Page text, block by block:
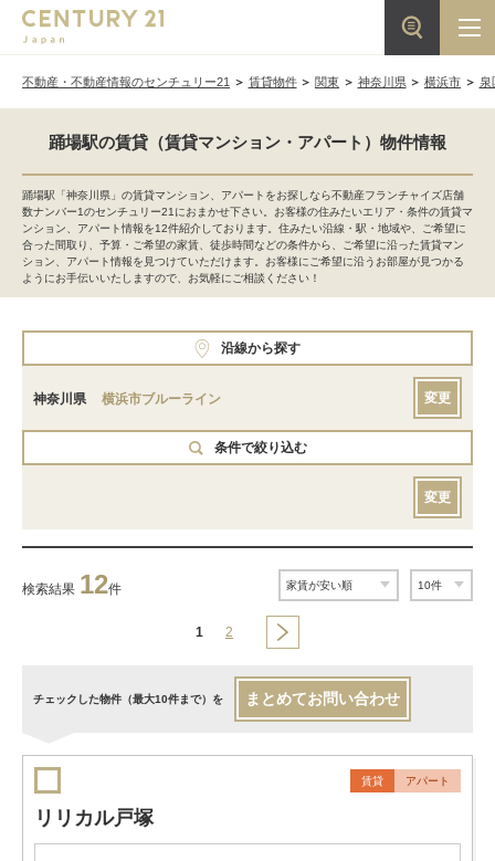
不動産・不動産情報のセンチュリー21 賃貸物件 関東 神奈川県 横浜市 泉
踊場駅の賃貸（賃貸マンション・アパート）物件情報
踊場駅「神奈川県」の賃貸マンション、アパートをお探しなら不動産フランチャイズ店舗
数ナンバー1のセンチュリー21におまかせ下さい。お客様の住みたいエリア・条件の賃貸マ
ンション、アパート情報を12件紹介しております。住みたい沿線・駅・地域や、ご希望に
合った間取り、予算・ご希望の家賃、徒歩時間などの条件から、ご希望に沿った賃貸マン
ション、アパート情報を見つけていただけます。お客様にご希望に沿うお部屋が見つかる
ようにお手伝いいたしますので、お気軽にご相談ください！
沿線から探す
神奈川県 横浜市ブルーライン 変更
条件で絞り込む
変更
検索結果 12件
1 2
チェックした物件（最大10件まで）を まとめてお問い合わせ
賃貸 アパート
リリカル戸塚